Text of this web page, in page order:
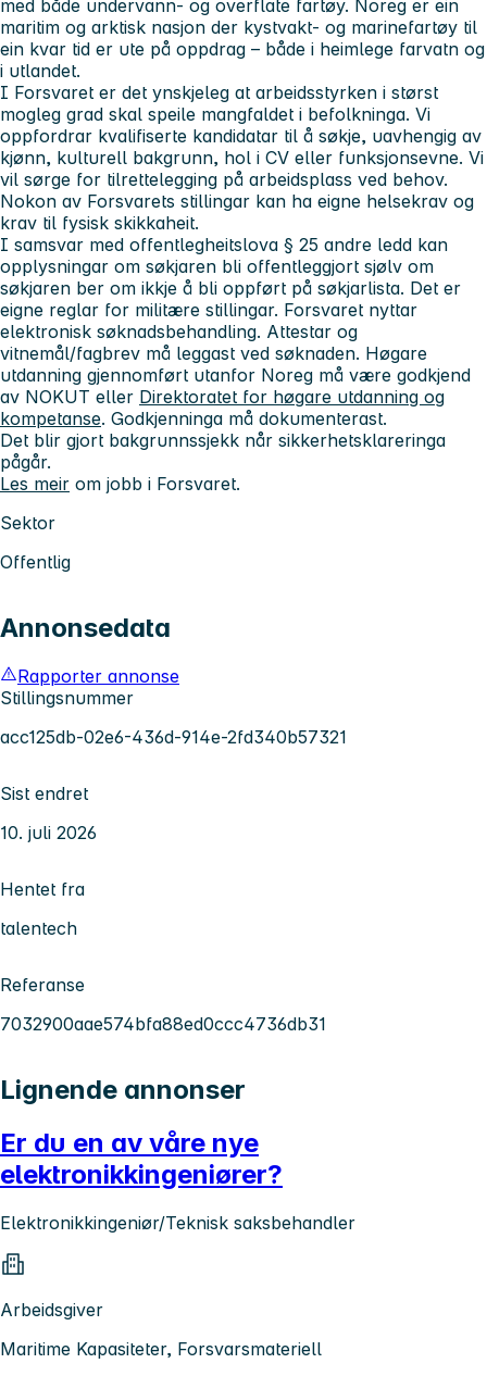
med både undervann- og overflate fartøy. Noreg er ein
maritim og arktisk nasjon der kystvakt- og marinefartøy til
ein kvar tid er ute på oppdrag – både i heimlege farvatn og
i utlandet.
I Forsvaret er det ynskjeleg at arbeidsstyrken i størst
mogleg grad skal speile mangfaldet i befolkninga. Vi
oppfordrar kvalifiserte kandidatar til å søkje, uavhengig av
kjønn, kulturell bakgrunn, hol i CV eller funksjonsevne. Vi
vil sørge for tilrettelegging på arbeidsplass ved behov.
Nokon av Forsvarets stillingar kan ha eigne helsekrav og
krav til fysisk skikkaheit.
I samsvar med offentlegheitslova § 25 andre ledd kan
opplysningar om søkjaren bli offentleggjort sjølv om
søkjaren ber om ikkje å bli oppført på søkjarlista. Det er
eigne reglar for militære stillingar. Forsvaret nyttar
elektronisk søknadsbehandling. Attestar og
vitnemål/fagbrev må leggast ved søknaden. Høgare
utdanning gjennomført utanfor Noreg må være godkjend
av NOKUT eller Direktoratet for høgare utdanning og
kompetanse. Godkjenninga må dokumenterast.
Det blir gjort bakgrunnssjekk når sikkerhetsklareringa
pågår.
Les meir om jobb i Forsvaret.
Sektor
Offentlig
Annonsedata
Rapporter annonse
Stillingsnummer
acc125db-02e6-436d-914e-2fd340b57321
Sist endret
10. juli 2026
Hentet fra
talentech
Referanse
7032900aae574bfa88ed0ccc4736db31
Lignende annonser
Er du en av våre nye
elektronikkingeniører?
Elektronikkingeniør/Teknisk saksbehandler
Arbeidsgiver
Maritime Kapasiteter, Forsvarsmateriell